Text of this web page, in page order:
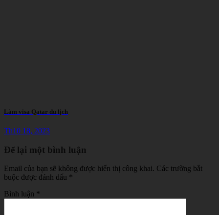
Làm visa Qatar du lịch
Th10 18, 2023
Để lại một bình luận
Email của bạn sẽ không được hiển thị công khai. Các trường bắt
buộc được đánh dấu *
Bình luận *